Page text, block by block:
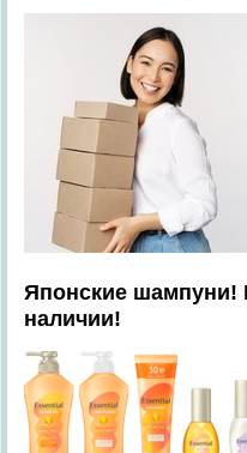
Японские
наличии!